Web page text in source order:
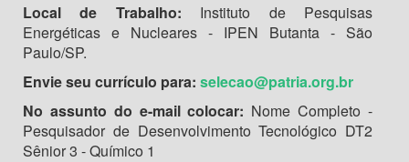
Local de Trabalho: Instituto de Pesquisas
Energéticas e Nucleares - IPEN Butanta - São
Paulo/SP.
Envie seu currículo para: selecao@patria.org.br
No assunto do e-mail colocar: Nome Completo -
Pesquisador de Desenvolvimento Tecnológico DT2
Sênior 3 - Químico 1